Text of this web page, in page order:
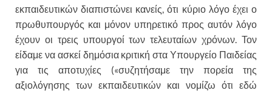
εκπαιδευτικών διαπιστώνει κανείς, ότι κύριο λόγο έχει ο
πρωθυπουργός και μόνον υπηρετικό προς αυτόν λόγο
έχουν οι τρεις υπουργοί των τελευταίων χρόνων. Τον
είδαμε να ασκεί δημόσια κριτική στα Υπουργείο Παιδείας
για τις αποτυχίες («συζητήσαμε την πορεία της
αξιολόγησης των εκπαιδευτικών και νομίζω ότι εδώ